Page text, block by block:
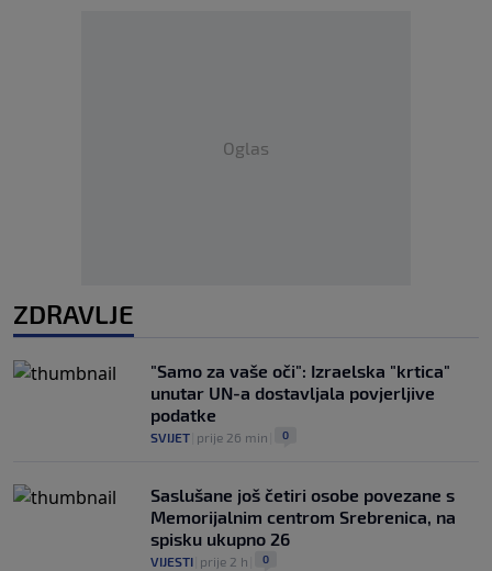
Oglas
ZDRAVLJE
"Samo za vaše oči": Izraelska "krtica"
unutar UN-a dostavljala povjerljive
podatke
SVIJET prije 26 min 0
Saslušane još četiri osobe povezane s
Memorijalnim centrom Srebrenica, na
spisku ukupno 26
VIJESTI prije 2 h 0